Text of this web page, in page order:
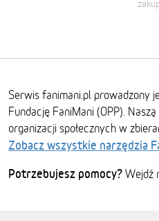
Serwis fanimani.pl prowadzony
Fundację FaniMani (OPP).
organizacji społecznych w
Zobacz wszystkie narzędzia
Potrzebujesz pomocy? Wejdź